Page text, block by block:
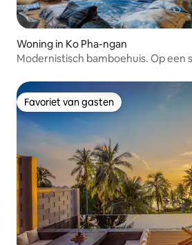
Woning in Ko Pha-ngan
Modernistisch bamboehuis. Op een
Favoriet van gasten
Favoriet van gasten